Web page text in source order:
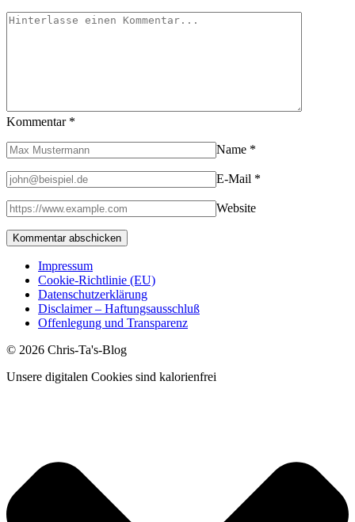
Kommentar *
Name *
E-Mail *
Website
Impressum
Cookie-Richtlinie (EU)
Datenschutzerklärung
Disclaimer – Haftungsausschluß
Offenlegung und Transparenz
© 2026 Chris-Ta's-Blog
Unsere digitalen Cookies sind kalorienfrei